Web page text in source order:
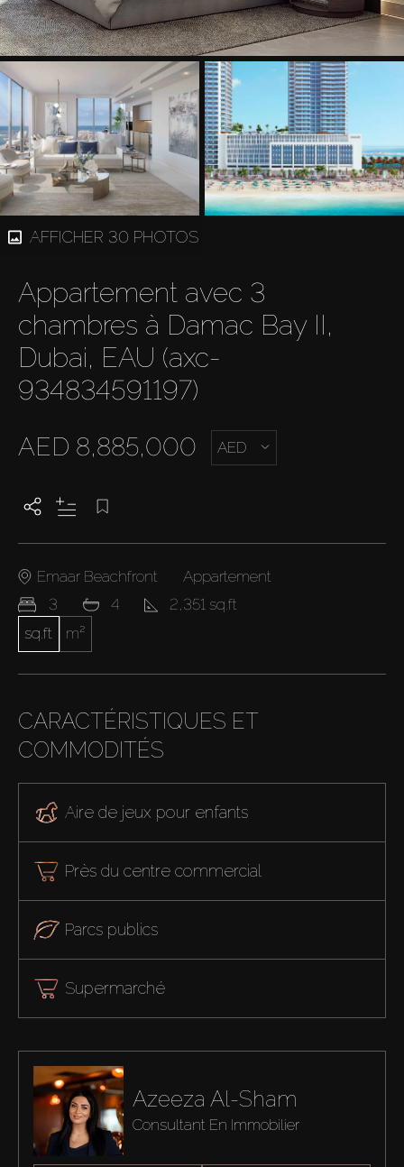
AFFICHER 30 PHOTOS
Appartement avec 3
chambres à Damac Bay II,
Dubai, EAU (axc-
934834591197)
AED 8,885,000 AED
Emaar Beachfront
Appartement
3
4
2,351 sq.ft
sq.ft
m²
CARACTÉRISTIQUES ET
COMMODITÉS
Aire de jeux pour enfants
Près du centre commercial
Parcs publics
Supermarché
Azeeza Al-Sham
Consultant En Immobilier